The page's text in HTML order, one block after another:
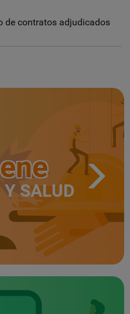
de contratos adjudicados
Y SALUD